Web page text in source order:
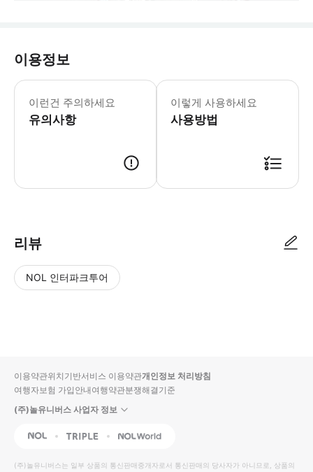
이용정보
이런건 주의하세요
유의사항
이렇게 사용하세요
사용방법
리뷰
NOL 인터파크투어
입니
다.
높
동
순
상
이용약관위치기반서비스 이용약관개인정보 처리방침
여행자보험 가입안내여행약관분쟁해결기준
(주)놀유니버스 사업자 정보
NOL Triple Interpark Global
(주)놀유니버스는 일부 상품의 통신판매중개자로서 통신판매의 당사자가 아니므로, 상품의